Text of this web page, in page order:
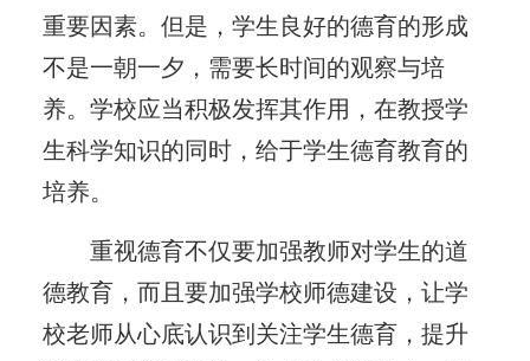
重要因素。但是，学生良好的德育的形成
不是一朝一夕，需要长时间的观察与培
养。学校应当积极发挥其作用，在教授学
生科学知识的同时，给于学生德育教育的
培养。
重视德育不仅要加强教师对学生的道
德教育，而且要加强学校师德建设，让学
校老师从心底认识到关注学生德育，提升